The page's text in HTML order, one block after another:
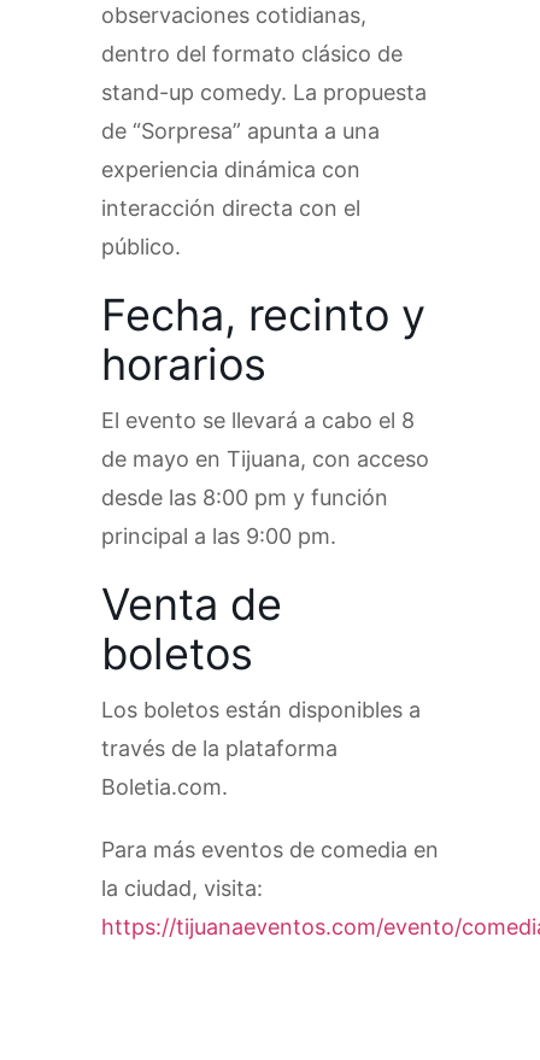
observaciones cotidianas,
dentro del formato clásico de
stand-up comedy. La propuesta
de “Sorpresa” apunta a una
experiencia dinámica con
interacción directa con el
público.
Fecha, recinto y
horarios
El evento se llevará a cabo el 8
de mayo en Tijuana, con acceso
desde las 8:00 pm y función
principal a las 9:00 pm.
Venta de
boletos
Los boletos están disponibles a
través de la plataforma
Boletia.com.
Para más eventos de comedia en
la ciudad, visita:
https://tijuanaeventos.com/evento/